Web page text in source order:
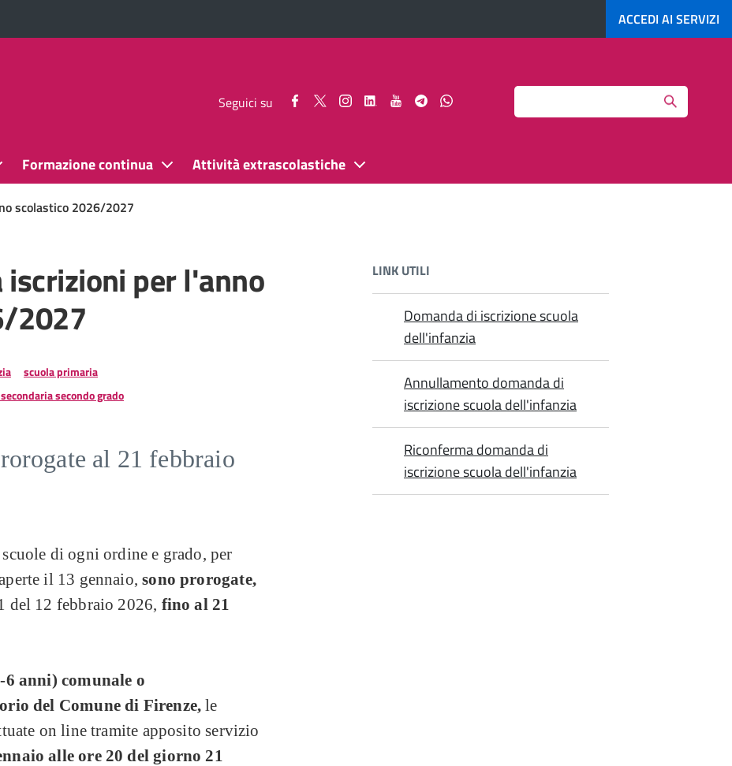
ACCEDI AI SERVIZI
Seguici su
Seguici SeguiciSeguici Seguici SeguiciSeguiciSeguici
Search
Formazione continua Attività extrascolastiche
scolastico 2026/2027
iscrizioni per l'anno
2027
scuola primaria
secondo grado
al 21 febbraio
di ogni ordine e grado, per
il 13 gennaio,sono prorogate,
del 12 febbraio 2026, fino al 21
anni) comunale o
del Comune di Firenze, le
on line tramite apposito servizio
alle ore 20 del giorno 21
LINK UTILI
Domanda di iscrizione scuola
dell'infanzia
Annullamento domanda di
iscrizione scuola dell'infanzia
Riconferma domanda di
iscrizione scuola dell'infanzia